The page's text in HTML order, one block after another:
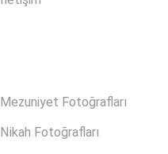
Mezuniyet Fotoğrafları
Nikah Fotoğrafları